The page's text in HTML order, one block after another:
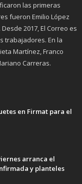
las primeras
fueron Emilio López
2017, El Correo es
trabajadores. En la
Martínez, Franco
Carreras.
en Firmat para el
arranca el
y planteles